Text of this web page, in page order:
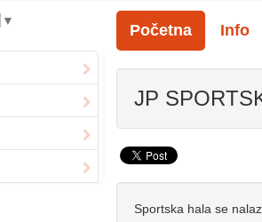
▼
Početna Info
JP
Sportska hala se